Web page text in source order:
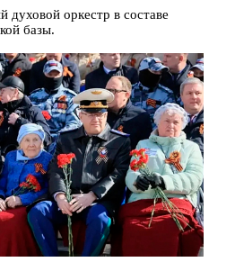
оркестр в составе
базы.